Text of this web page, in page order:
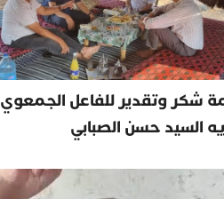
شكر وتقدير للفاعل الجمعوي
السيد حسن الصبابي